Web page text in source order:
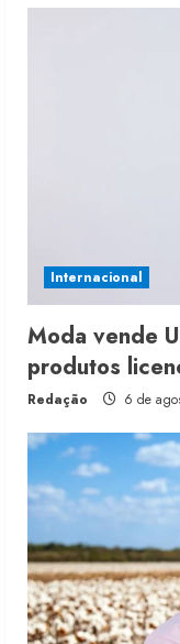
Internacional
Moda vende
produtos
Redação 6 de